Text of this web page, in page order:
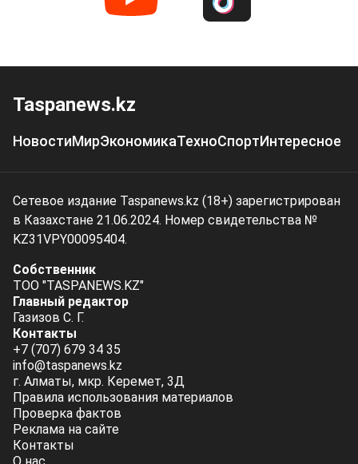
Taspanews.kz
НовостиМирЭкономикаТехноСпортИнтересное
Сетевое издание Taspanews.kz (18+) зарегистрирован
в Казахстане 21.06.2024. Номер свидетельства №
KZ31VPY00095404.
Собственник
ТОО "TASPANEWS.KZ"
Главный редактор
Газизов С. Г.
Контакты
+7 (707) 679 34 35
info@taspanews.kz
г. Алматы, мкр. Керемет, 3Д
Правила использования материалов
Проверка фактов
Реклама на сайте
Контакты